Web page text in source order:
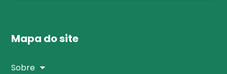
Mapa do site
Sobre